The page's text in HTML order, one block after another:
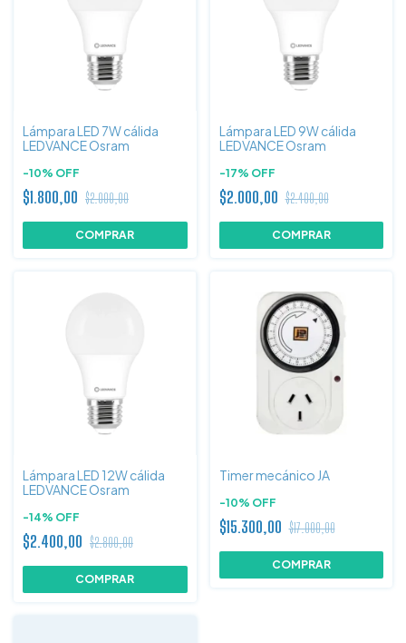
Lámpara LED 7W cálida
LEDVANCE Osram
-10% OFF
$1.800,00 $2.000,00
Lámpara LED 9W cálida
LEDVANCE Osram
-17% OFF
$2.000,00 $2.400,00
Lámpara LED 12W cálida
LEDVANCE Osram
-14% OFF
$2.400,00 $2.800,00
Timer mecánico JA
-10% OFF
$15.300,00 $17.000,00